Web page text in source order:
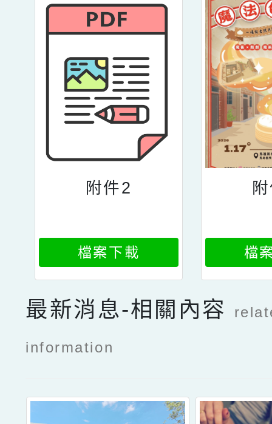
附件2
檔案下載 檔
最新消息-相關內容
information